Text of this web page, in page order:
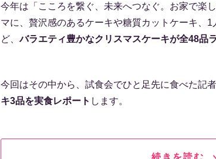
今年は「こころを繋ぐ、未来へつなぐ。お家で楽
マに、贅沢感のあるケーキや糖質カットケーキ、
ど、バラエティ豊かなクリスマスケーキが全48品
今回はその中から、試食会でひと足先に食べた記者
キ3品を実食レポート します。
続きを読む